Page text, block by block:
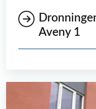
Aveny 1